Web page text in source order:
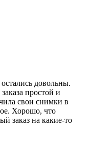
довольны.
простой и
свои снимки в
Хорошо, что
заказ на какие-то